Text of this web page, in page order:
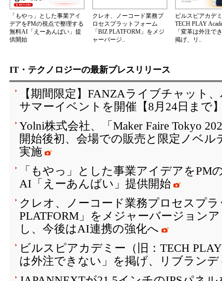
「もやっ」とした事業アイ
デアをPMの視点で整理する
無料AI「えーあんばい」提
供開始
クレオ、ノーコード業務プ
ロセスプラットフォーム
「BIZ PLATFORM」をメジ
ャーバージ..
ビルスピアカデ
TECH PLAY
「変革は外注で
掲げ、リ..
IT・テクノロジーの最新プレスリリース
【期間限定】FANZAライブチャット
サマーイベントを開催【8月24日まで
Yolni株式会社、「Maker Faire Tokyo
開始後初、会場での販売と限定ノベ
実施
「もやっ」とした事業アイデアをPM
AI「えーあんばい」提供開始
クレオ、ノーコード業務プロセスプ
PLATFORM」をメジャーバージョン
し、今後はAI連携の強化へ
ビルスピアカデミー（旧：TECH
は外注できない」を掲げ、リブラン